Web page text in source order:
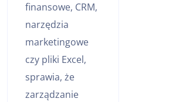
finansowe, CRM,
narzędzia
marketingowe
czy pliki Excel,
sprawia, że
zarządzanie